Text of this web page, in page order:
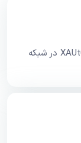
استیبل‌کوین‌های USDT0 و XAUt0 در شبکه